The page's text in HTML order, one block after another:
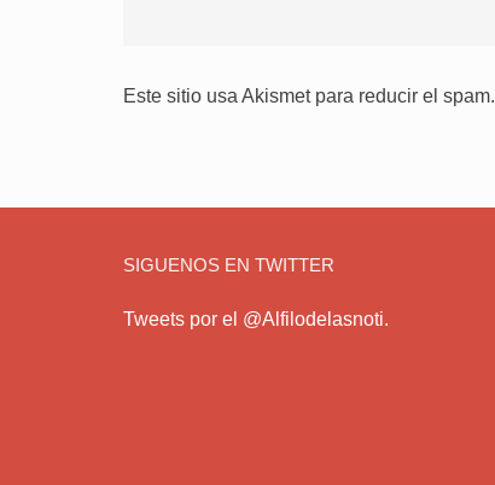
Este sitio usa Akismet para reducir el spam.
SIGUENOS EN TWITTER
Tweets por el @Alfilodelasnoti.